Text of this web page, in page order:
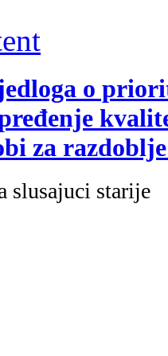
o
za razdoblje